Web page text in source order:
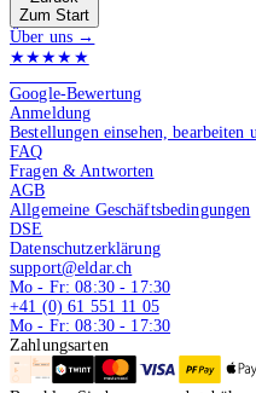
Zum Start
Über uns →
★★★★★
Google-Bewertung
Anmeldung
Bestellungen einsehen, bearbeiten
FAQ
Fragen & Antworten
AGB
Allgemeine Geschäftsbedingungen
DSE
Datenschutzerklärung
support@eldar.ch
Mo - Fr: 08:30 - 17:30
+41 (0) 61 551 11 05
Mo - Fr: 08:30 - 17:30
Zahlungsarten